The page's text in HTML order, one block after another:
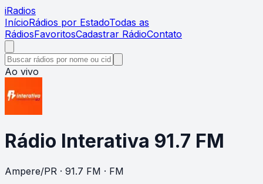
iRadios
InícioRádios por EstadoTodas as
RádiosFavoritosCadastrar RádioContato
Ao vivo
Rádio Interativa 91.7 FM
Ampere/PR · 91.7 FM · FM